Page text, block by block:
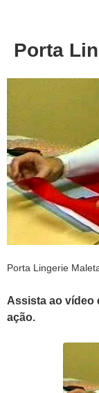
Porta
Porta Lingerie
Assista ao vídeo
ação.